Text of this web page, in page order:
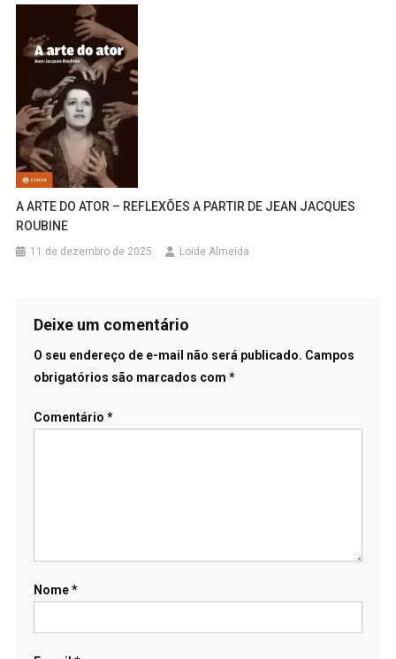
A ARTE DO ATOR – REFLEXÕES A PARTIR DE JEAN JACQUES
ROUBINE
11 de dezembro de 2025 Loide Almeida
Deixe um comentário
O seu endereço de e-mail não será publicado. Campos
obrigatórios são marcados com *
Comentário *
Nome*